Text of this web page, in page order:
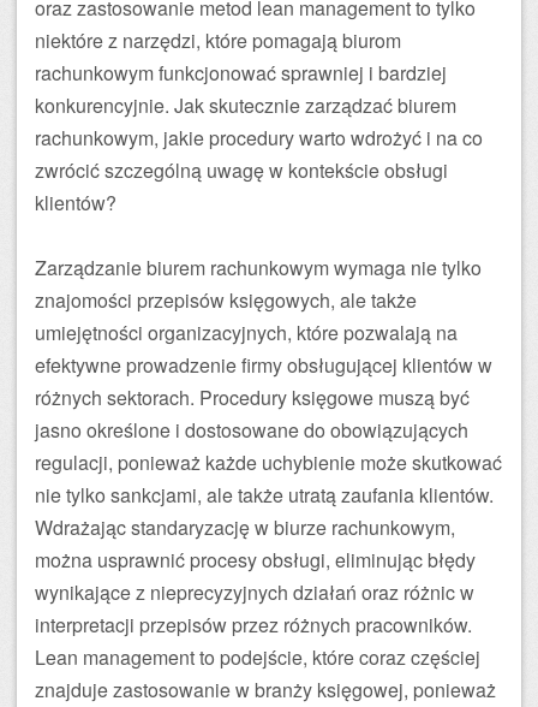
oraz zastosowanie metod lean management to tylko
niektóre z narzędzi, które pomagają biurom
rachunkowym funkcjonować sprawniej i bardziej
konkurencyjnie. Jak skutecznie zarządzać biurem
rachunkowym, jakie procedury warto wdrożyć i na co
zwrócić szczególną uwagę w kontekście obsługi
klientów?
Zarządzanie biurem rachunkowym wymaga nie tylko
znajomości przepisów księgowych, ale także
umiejętności organizacyjnych, które pozwalają na
efektywne prowadzenie firmy obsługującej klientów w
różnych sektorach. Procedury księgowe muszą być
jasno określone i dostosowane do obowiązujących
regulacji, ponieważ każde uchybienie może skutkować
nie tylko sankcjami, ale także utratą zaufania klientów.
Wdrażając standaryzację w biurze rachunkowym,
można usprawnić procesy obsługi, eliminując błędy
wynikające z nieprecyzyjnych działań oraz różnic w
interpretacji przepisów przez różnych pracowników.
Lean management to podejście, które coraz częściej
znajduje zastosowanie w branży księgowej, ponieważ